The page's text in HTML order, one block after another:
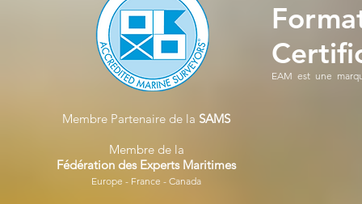
Membre Partenaire de la SAMS
Membre de la
Fédération des Experts Maritimes
Europe - France - Canada
EAM est une